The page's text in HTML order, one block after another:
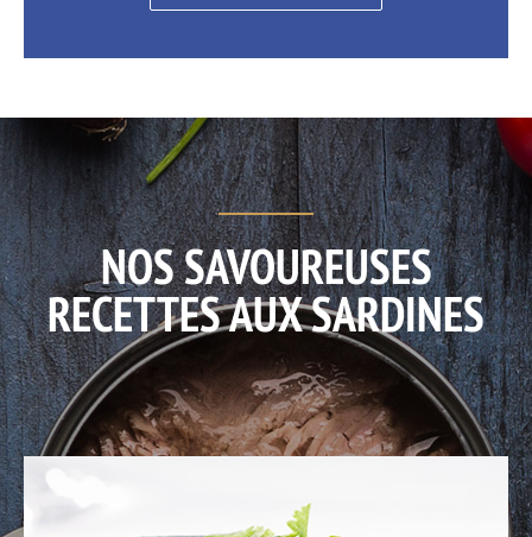
NOS SAVOUREUSES
RECETTES AUX SARDINES